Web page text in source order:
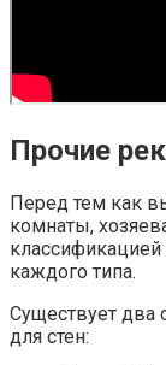
Прочие
Перед тем как
комнаты,
классификацией
каждого типа.
Существует два
для стен: